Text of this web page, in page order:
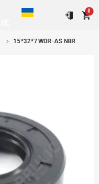
0
15*32*7 WDR-AS NBR